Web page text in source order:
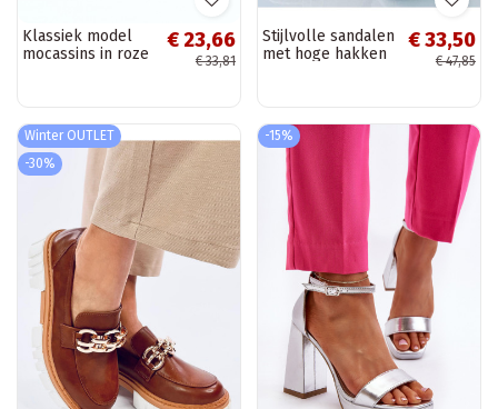
Klassiek model
mocassins in roze
€ 23,66
€ 33,81
Stijlvolle sandalen
met hoge hakken
€ 33,50
€ 47,85
Winter OUTLET
-30%
-15%